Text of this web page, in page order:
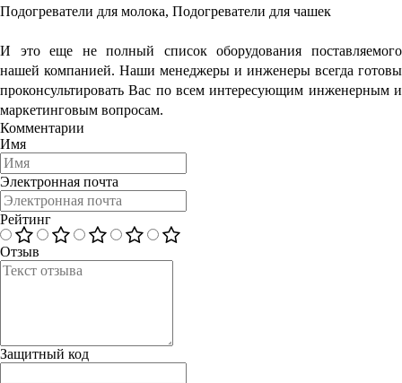
Подогреватели для молока, Подогреватели для чашек
И это еще не полный список оборудования поставляемого
нашей компанией. Наши менеджеры и инженеры всегда готовы
проконсультировать Вас по всем интересующим инженерным и
маркетинговым вопросам.
Комментарии
Имя
Электронная почта
Рейтинг
Отзыв
Защитный код